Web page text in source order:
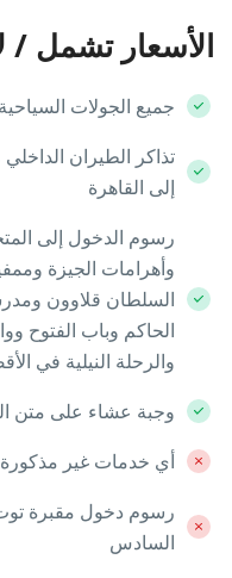
الأسعار تشمل /
جميع الجولات
تذاكر الطيران
إلى القاهرة
رسوم الدخول إلى
وأهرامات الجيزة
السلطان قلاوون
الحاكم وباب الفتوح
والرحلة النيلية في
وجبة عشاء على متن
أي خدمات غير مذكورة
رسوم دخول مقبرة
السادس